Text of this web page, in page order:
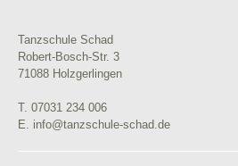
Tanzschule Schad
Robert-Bosch-Str. 3
71088 Holzgerlingen
T. 07031 234 006
E. info@tanzschule-schad.de